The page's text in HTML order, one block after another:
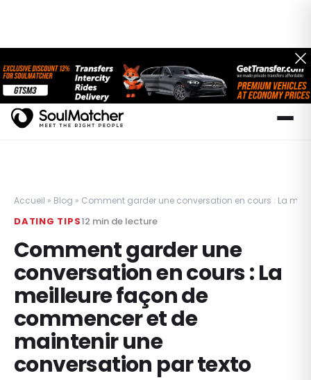
Accueil » Blog » Comment garder une conversation en cours : La
DATING TIPS12 min de lecture
Comment garder une
conversation en cours : La
meilleure façon de
commencer et de
maintenir une
conversation par texto